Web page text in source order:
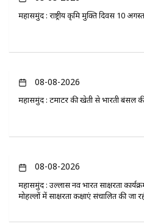
महासमुंद : राष्ट्रीय कृमि मुक्ति दिवस 10
08-08-2026
महासमुंद : टमाटर की खेती से भारती बंसल
08-08-2026
महासमुंद : उल्लास नव भारत साक्षरता
मोहल्लों में साक्षरता कक्षाएं संचालित की जा